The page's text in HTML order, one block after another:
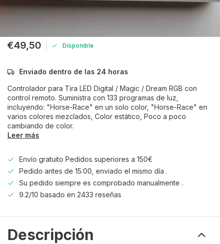
€49,50 Disponible
Enviado dentro de las 24 horas
Controlador para Tira LED Digital / Magic / Dream RGB con
control remoto. Suministra con 133 programas de luz,
incluyendo: "Horse-Race" en un solo color, "Horse-Race" en
varios colores mezclados, Color estático, Poco a poco
cambiando de color.
Leer más
Envío gratuito Pedidos superiores a 150€
Pedido antes de 15:00, enviado el mismo día .
Su pedido siempre es comprobado manualmente .
9.2/10 basado en 2433 reseñas
Descripción